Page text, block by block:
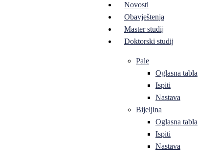
Novosti
Obavještenja
Master studij
Doktorski studij
Pale
Oglasna tabla
Ispiti
Nastava
Bijeljina
Oglasna tabla
Ispiti
Nastava